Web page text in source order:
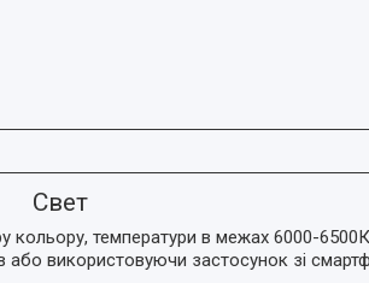
Свет
кольору, температури в межах 6000-
або використовуючи застосунок зі